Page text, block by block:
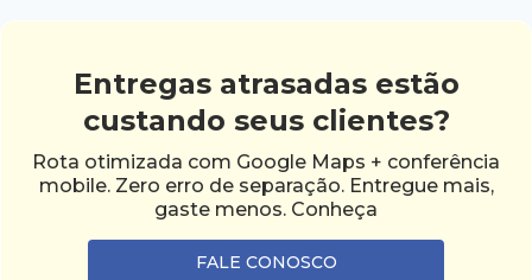
Entregas atrasadas estão
custando seus clientes?
Rota otimizada com Google Maps + conferência
mobile. Zero erro de separação. Entregue mais,
gaste menos. Conheça
FALE CONOSCO